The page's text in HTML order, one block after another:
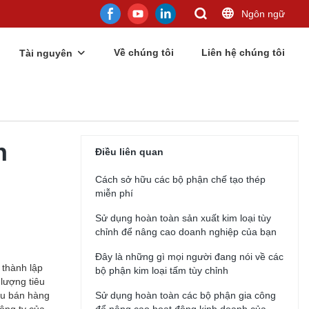
Ngôn ngữ
Tài nguyên Về chúng tôi Liên hệ chúng tôi
lập
tiêu
bán hàng
Điều liên quan
Cách sở hữu các bộ phận chế tạo thép
miễn phí
Sử dụng hoàn toàn sản xuất kim loại tùy
chỉnh để nâng cao doanh nghiệp của bạn
Đây là những gì mọi người đang nói về các
bộ phận kim loại tấm tùy chỉnh
Sử dụng hoàn toàn các bộ phận gia công